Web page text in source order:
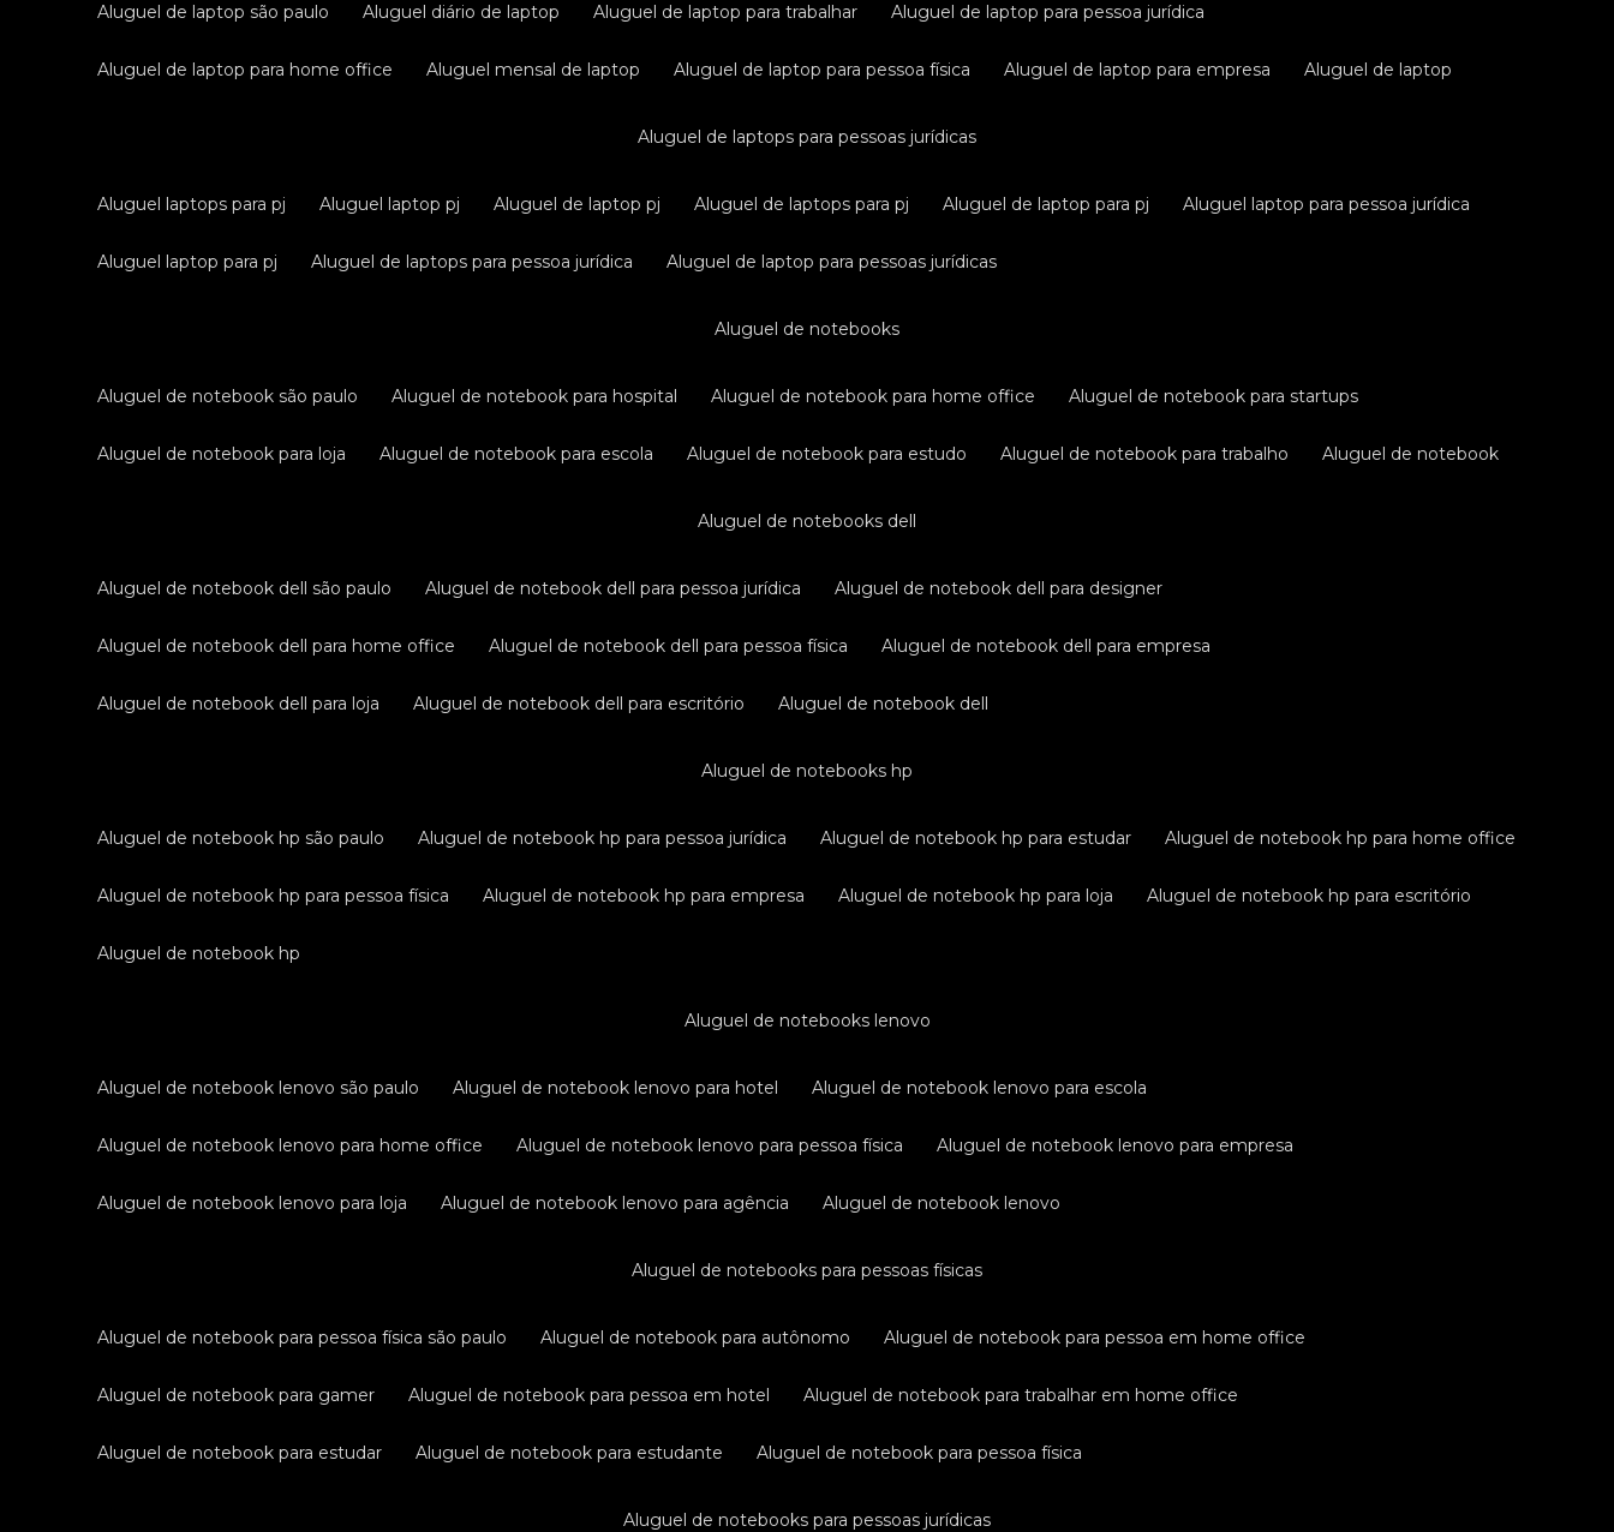
aluguel de laptop são paulo aluguel diário de laptop aluguel de laptop para trabalhar aluguel de laptop para pessoa jurídica
aluguel de laptop para home office aluguel mensal de laptop aluguel de laptop para pessoa física aluguel de laptop para empresa aluguel de laptop
aluguel de laptops para pessoas jurídicas
aluguel laptops para pj aluguel laptop pj aluguel de laptop pj aluguel de laptops para pj aluguel de laptop para pj aluguel laptop para pessoa jurídica
aluguel laptop para pj aluguel de laptops para pessoa jurídica aluguel de laptop para pessoas jurídicas
aluguel de notebooks
aluguel de notebook são paulo aluguel de notebook para hospital aluguel de notebook para home office aluguel de notebook para startups
aluguel de notebook para loja aluguel de notebook para escola aluguel de notebook para estudo aluguel de notebook para trabalho aluguel de notebook
aluguel de notebooks dell
aluguel de notebook dell são paulo aluguel de notebook dell para pessoa jurídica aluguel de notebook dell para designer
aluguel de notebook dell para home office aluguel de notebook dell para pessoa física aluguel de notebook dell para empresa
aluguel de notebook dell para loja aluguel de notebook dell para escritório aluguel de notebook dell
aluguel de notebooks hp
aluguel de notebook hp são paulo aluguel de notebook hp para pessoa jurídica aluguel de notebook hp para estudar aluguel de notebook hp para home office
aluguel de notebook hp para pessoa física aluguel de notebook hp para empresa aluguel de notebook hp para loja aluguel de notebook hp para escritório
aluguel de notebook hp
aluguel de notebooks lenovo
aluguel de notebook lenovo são paulo aluguel de notebook lenovo para hotel aluguel de notebook lenovo para escola
aluguel de notebook lenovo para home office aluguel de notebook lenovo para pessoa física aluguel de notebook lenovo para empresa
aluguel de notebook lenovo para loja aluguel de notebook lenovo para agência aluguel de notebook lenovo
aluguel de notebooks para pessoas físicas
aluguel de notebook para pessoa física são paulo aluguel de notebook para autônomo aluguel de notebook para pessoa em home office
aluguel de notebook para gamer aluguel de notebook para pessoa em hotel aluguel de notebook para trabalhar em home office
aluguel de notebook para estudar aluguel de notebook para estudante aluguel de notebook para pessoa física
aluguel de notebooks para pessoas jurídicas